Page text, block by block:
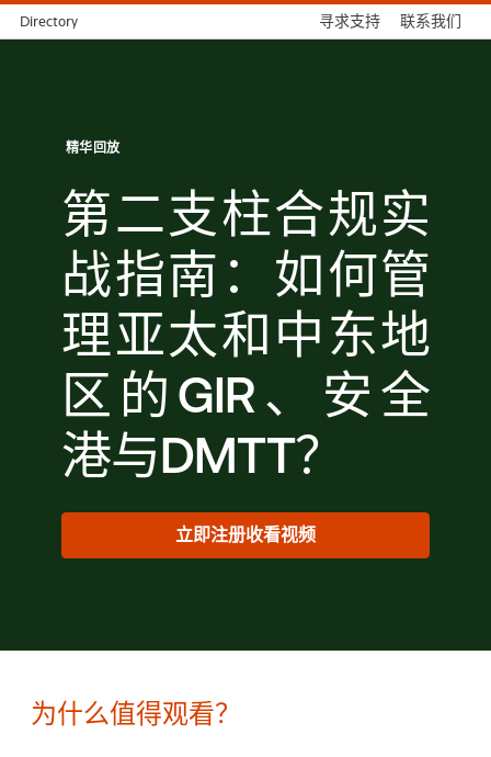
Directory 寻求支持 联系我们
精华回放
第二支柱合规实
战指南：如何管
理亚太和中东地
区的GIR、安全
港与DMTT？
立即注册收看视频
为什么值得观看？